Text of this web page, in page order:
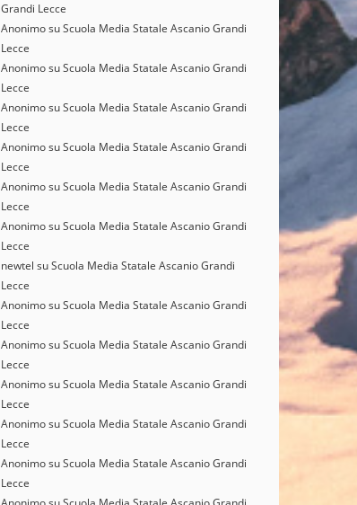
Grandi Lecce
AnonimosuScuola Media Statale Ascanio Grandi
Lecce
AnonimosuScuola Media Statale Ascanio Grandi
Lecce
AnonimosuScuola Media Statale Ascanio Grandi
Lecce
AnonimosuScuola Media Statale Ascanio Grandi
Lecce
AnonimosuScuola Media Statale Ascanio Grandi
Lecce
AnonimosuScuola Media Statale Ascanio Grandi
Lecce
newtel suScuola Media Statale Ascanio Grandi
Lecce
AnonimosuScuola Media Statale Ascanio Grandi
Lecce
AnonimosuScuola Media Statale Ascanio Grandi
Lecce
AnonimosuScuola Media Statale Ascanio Grandi
Lecce
AnonimosuScuola Media Statale Ascanio Grandi
Lecce
AnonimosuScuola Media Statale Ascanio Grandi
Lecce